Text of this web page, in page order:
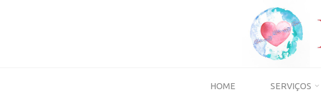
HOME SERVIÇOS